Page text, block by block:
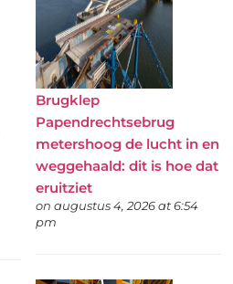
Brugklep
Papendrechtsebrug
metershoog de lucht in en
weggehaald: dit is hoe dat
eruitziet
on augustus 4, 2026 at 6:54
pm